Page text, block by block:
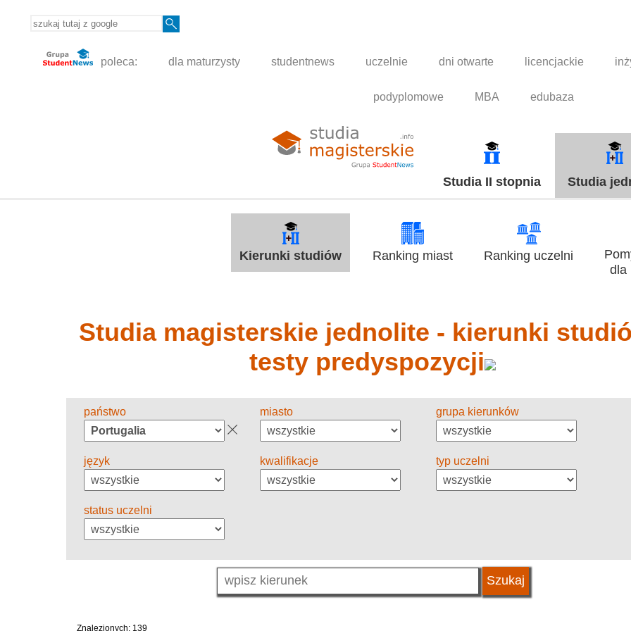
poleca: dla maturzysty studentnews uczelnie dni otwarte licencjackie
podyplomowe MBA edubaza
Studia II stopnia Studia
Kierunki studiów Ranking miast Ranking uczelni
dla
Studia magisterskie jednolite - kierunki
testy predyspozycji
państwo miasto grupa kierunków
język kwalifikacje typ uczelni
status uczelni
Znalezionych: 139